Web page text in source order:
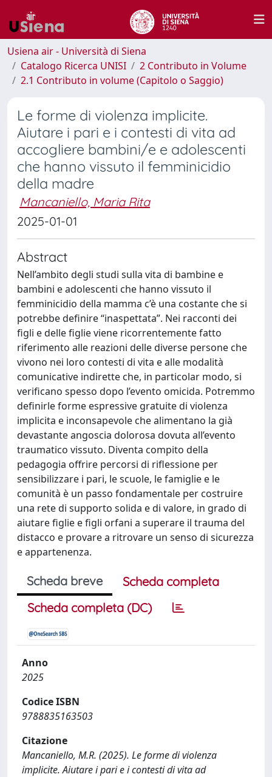
Usiena air - Università di Siena
Catalogo Ricerca UNISI
2 Contributo in Volume
2.1 Contributo in volume (Capitolo o Saggio)
Le forme di violenza implicite.
Aiutare i pari e i contesti di vita ad
accogliere bambini/e e adolescenti
che hanno vissuto il femminicidio
della madre
Mancaniello, Maria Rita
2025-01-01
Abstract
Nell’ambito degli studi sulla vita di bambine e
bambini e adolescenti che hanno vissuto il
femminicidio della mamma c’è una costante che si
potrebbe definire “inaspettata”. Nei racconti dei
figli e delle figlie viene ricorrentemente fatto
riferimento alle reazioni delle diverse persone che
vivono nei loro contesti di vita e alle modalità
comunicative indirette che, in particolar modo, si
verificano spesso dopo l’evento omicida. Potremmo
definirle forme espressive gratuite di violenza
implicita e inconsapevole che alimentano la già
devastante angoscia dolorosa dovuta all’evento
traumatico vissuto. Diventa compito della
pedagogia offrire percorsi di riflessione per
sensibilizzare i pari, le scuole, le famiglie e le
comunità è un passo fondamentale per costruire
una rete di supporto solida e di valore, in grado di
aiutare figlie e figli orfani a superare il trauma del
distacco e provare a ritrovare un senso di sicurezza
e appartenenza.
Scheda breve
Scheda completa
Scheda completa (DC)
Anno
2025
Codice ISBN
9788835163503
Citazione
Mancaniello, M.R. (2025). Le forme di violenza
implicite. Aiutare i pari e i contesti di vita ad